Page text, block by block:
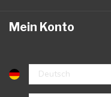
Mein Konto